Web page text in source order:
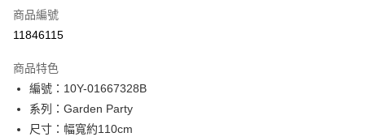
超商取貨付款
Apple Pay
街口支付
商品編號
11846115
商品特色
編號：10Y-01667328B
系列：Garden Party
尺寸：幅寬約110cm